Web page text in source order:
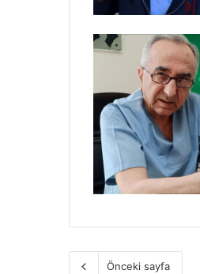
Önceki sayfa